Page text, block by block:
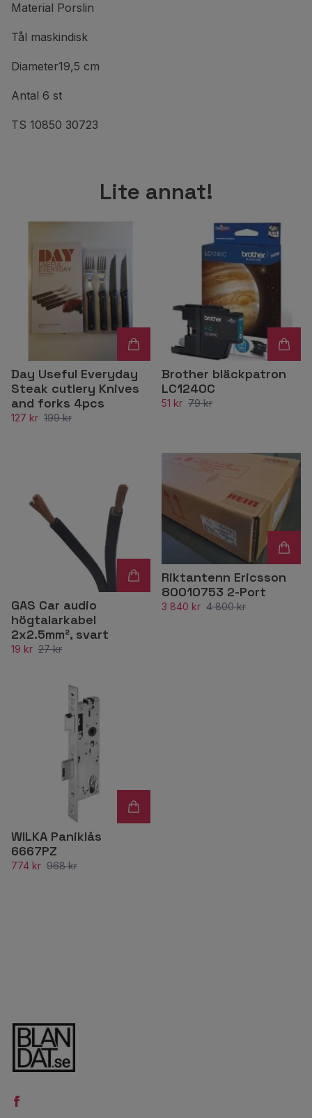
Material Porslin
Tål maskindisk
Diameter19,5 cm
Antal 6 st
TS 10850 30723
Lite annat!
Day Useful Everyday
Steak cutlery Knives
and forks 4pcs
127 kr 199 kr
Brother bläckpatron
LC1240C
51 kr 79 kr
GAS Car audio
högtalarkabel
2x2.5mm², svart
19 kr 27 kr
Riktantenn Ericsson
80010753 2-Port
3 840 kr 4 800 kr
WILKA Paniklås
6667PZ
774 kr 968 kr